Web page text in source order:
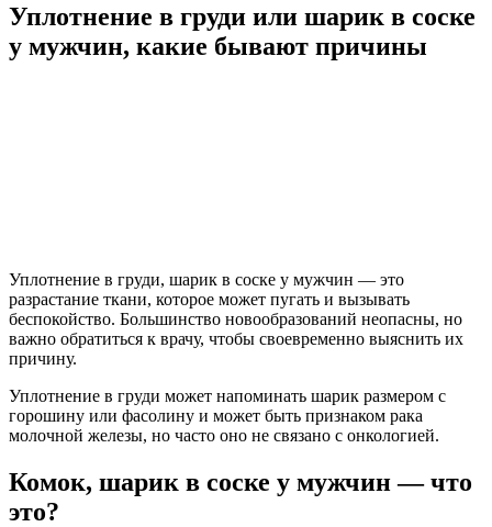
Уплотнение в груди или шарик в соске
у мужчин, какие бывают причины
Уплотнение в груди, шарик в соске у мужчин — это
разрастание ткани, которое может пугать и вызывать
беспокойство. Большинство новообразований неопасны, но
важно обратиться к врачу, чтобы своевременно выяснить их
причину.
Уплотнение в груди может напоминать шарик размером с
горошину или фасолину и может быть признаком рака
молочной железы, но часто оно не связано с онкологией.
Комок, шарик в соске у мужчин — что
это?